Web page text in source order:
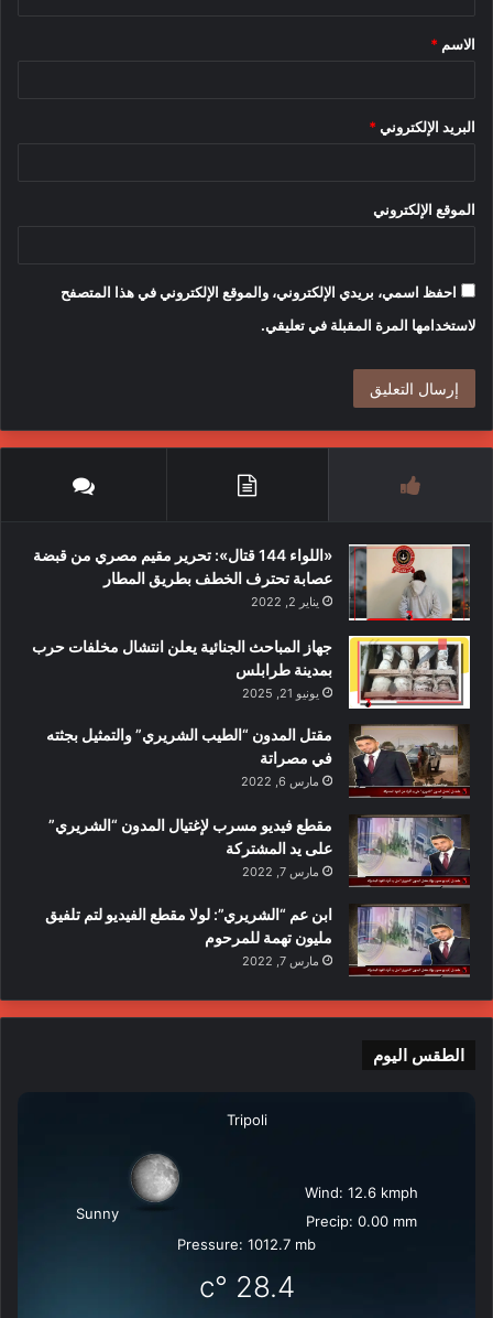
*
الاسم *
البريد الإلكتروني *
الموقع الإلكتروني
احفظ اسمي، بريدي الإلكتروني، والموقع الإلكتروني في هذا المتصفح
لاستخدامها المرة المقبلة في تعليقي.
«اللواء 144 قتال»: تحرير مقيم مصري من قبضة
عصابة تحترف الخطف بطريق المطار
يناير 2, 2022
جهاز المباحث الجنائية يعلن انتشال مخلفات حرب
بمدينة طرابلس
يونيو 21, 2025
مقتل المدون “الطيب الشريري” والتمثيل بجثته
في مصراتة
مارس 6, 2022
مقطع فيديو مسرب لإغتيال المدون “الشريري”
على يد المشتركة
مارس 7, 2022
ابن عم “الشريري”: لولا مقطع الفيديو لتم تلفيق
مليون تهمة للمرحوم
مارس 7, 2022
الطقس اليوم
Tripoli
Sunny
Wind: 12.6 kmph
Precip: 0.00 mm
Pressure: 1012.7 mb
28.4
°c